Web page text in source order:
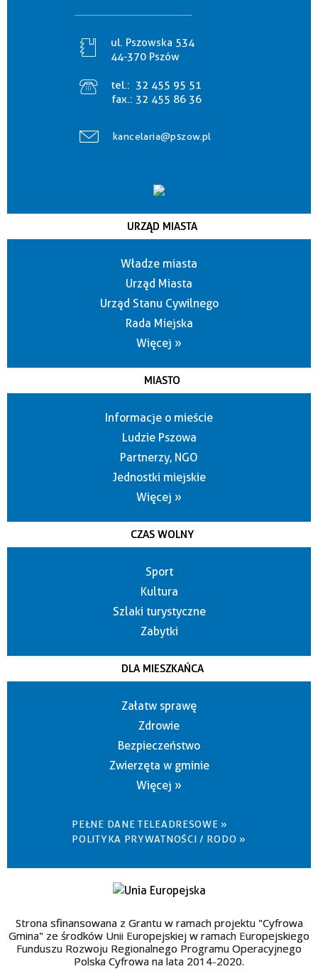
ul. Pszowska 534
44-370 Pszów
tel.: 32 455 95 51
fax.: 32 455 86 36
kancelaria@pszow.pl
URZĄD MIASTA
Władze miasta
Urząd Miasta
Urząd Stanu Cywilnego
Rada Miejska
Więcej »
MIASTO
Informacje o mieście
Ludzie Pszowa
Partnerzy, NGO
Jednostki miejskie
Więcej »
CZAS WOLNY
Sport
Kultura
Szlaki turystyczne
Zabytki
DLA MIESZKAŃCA
Załatw sprawę
Zdrowie
Bezpieczeństwo
Zwierzęta w gminie
Więcej »
PEŁNE DANE TELEADRESOWE »
POLITYKA PRYWATNOŚCI / RODO »
Strona sfinansowana z Grantu w ramach projektu "Cyfrowa
Gmina" ze środków Unii Europejskiej w ramach Europejskiego
Funduszu Rozwoju Regionalnego Programu Operacyjnego
Polska Cyfrowa na lata 2014-2020.